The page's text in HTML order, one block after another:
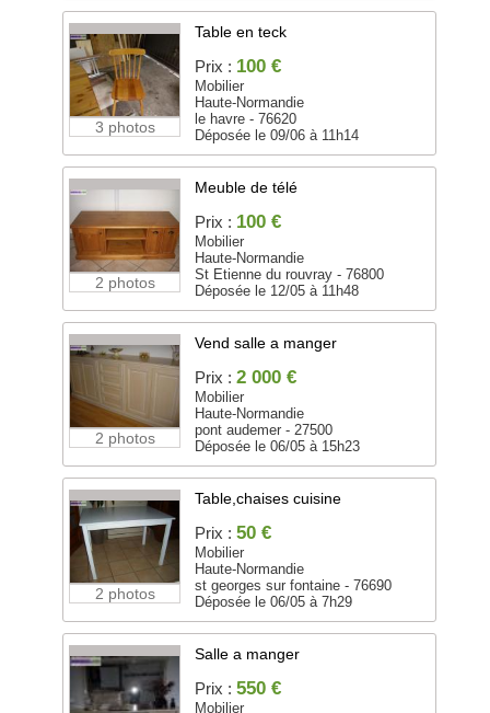
3 photos
Table en teck
Prix : 100 €
Mobilier
Haute-Normandie
le havre - 76620
Déposée le 09/06 à 11h14
2 photos
Meuble de télé
Prix : 100 €
Mobilier
Haute-Normandie
St Etienne du rouvray - 76800
Déposée le 12/05 à 11h48
2 photos
Vend salle a manger
Prix : 2 000 €
Mobilier
Haute-Normandie
pont audemer - 27500
Déposée le 06/05 à 15h23
2 photos
Table,chaises cuisine
Prix : 50 €
Mobilier
Haute-Normandie
st georges sur fontaine - 76690
Déposée le 06/05 à 7h29
Salle a manger
Prix : 550 €
Mobilier